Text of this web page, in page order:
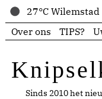
27°C Wilemstad
Over ons
TIPS?
Sinds 2010 het